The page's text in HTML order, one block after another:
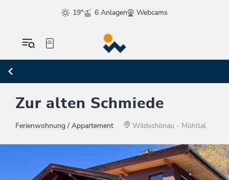
19° 6 Anlagen Webcams
Zur alten Schmiede
Ferienwohnung / Appartement Wildschönau - Mühltal